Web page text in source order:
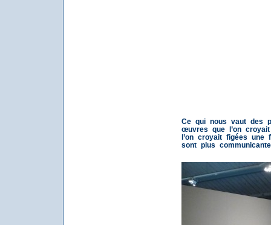
Ce qui nous vaut des
œuvres que l’on
l’on croyait figées une
sont plus